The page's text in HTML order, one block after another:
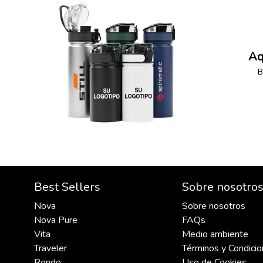
Best Sellers
Nova
Nova Pure
Vita
Traveler
Sobre nosotros
Sobre nosotros
FAQs
Medio ambiente
Términos y